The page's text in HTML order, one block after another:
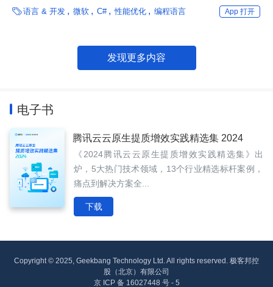
成为开源跨平台的C#和VB公共语言引擎。
语言 & 开发 微软 C# 性能优化 编程语言 App 打开
发现更多内容
电子书
腾讯云云原生提质增效实践精选集 2024
《2024腾讯云云原生提质增效实践精选集》出
炉，5大热门技术领域，13个行业精选标杆案例，
痛点到解决方案全...
下载
Copyright © 2025, Geekbang Technology Ltd. All rights reserved. 极客邦控
股（北京）有限公司
京 ICP 备 16027448 号 - 5